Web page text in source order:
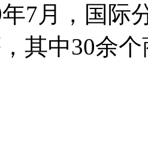
7月，国际
其中30余